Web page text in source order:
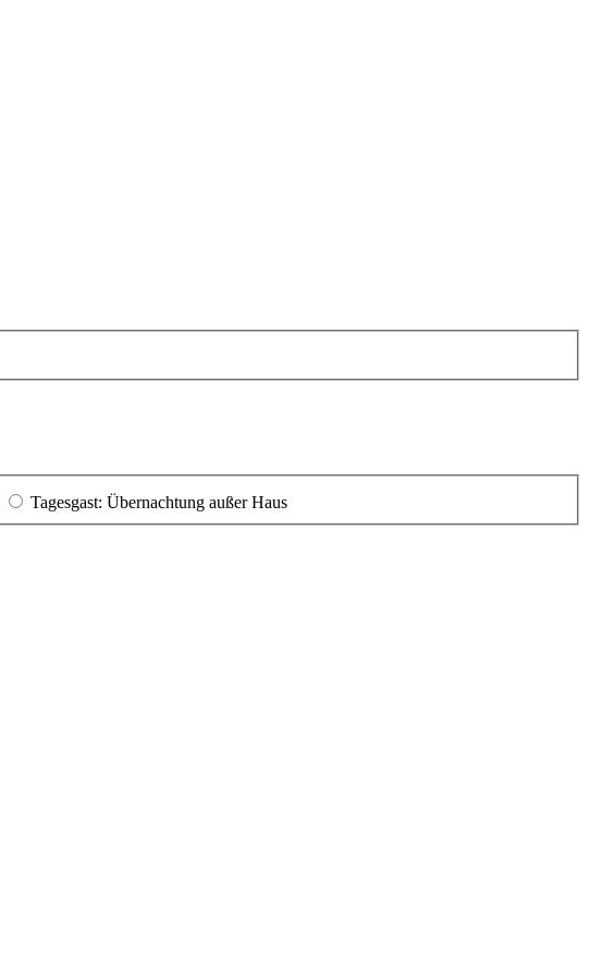
Tagesgast: Übernachtung außer Haus